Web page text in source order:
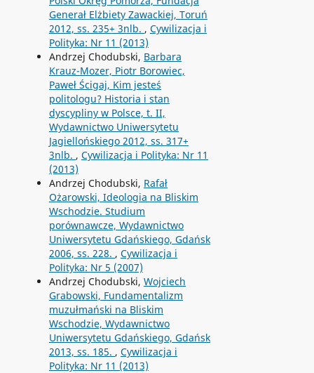
Generał Elżbiety Zawackiej, Toruń
2012, ss. 235+ 3nlb. , Cywilizacja i
Polityka: Nr 11 (2013)
Andrzej Chodubski, Barbara
Krauz-Mozer, Piotr Borowiec,
Paweł Ścigaj, Kim jesteś
politologu? Historia i stan
dyscypliny w Polsce, t. II,
Wydawnictwo Uniwersytetu
Jagiellońskiego 2012, ss. 317+
3nlb. , Cywilizacja i Polityka: Nr 11
(2013)
Andrzej Chodubski, Rafał
Ożarowski, Ideologia na Bliskim
Wschodzie. Studium
porównawcze, Wydawnictwo
Uniwersytetu Gdańskiego, Gdańsk
2006, ss. 228. , Cywilizacja i
Polityka: Nr 5 (2007)
Andrzej Chodubski, Wojciech
Grabowski, Fundamentalizm
muzułmański na Bliskim
Wschodzie, Wydawnictwo
Uniwersytetu Gdańskiego, Gdańsk
2013, ss. 185. , Cywilizacja i
Polityka: Nr 11 (2013)